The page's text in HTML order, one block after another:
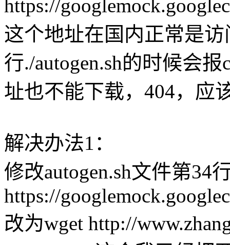
https://
这个地址在国内正常是
行./autogen.sh的时候会
址也不能下载，404，应
解决办法1：
修改autogen.sh文件第34
https://
改为wget http://